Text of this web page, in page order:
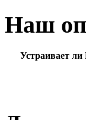
Наш
Устраивает ли